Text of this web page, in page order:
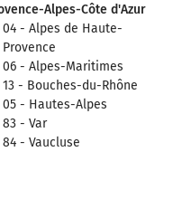
Alpes-Côte d'Azur
04 - Alpes de Haute-
Provence
06 - Alpes-Maritimes
13 - Bouches-du-Rhône
05 - Hautes-Alpes
83 - Var
84 - Vaucluse